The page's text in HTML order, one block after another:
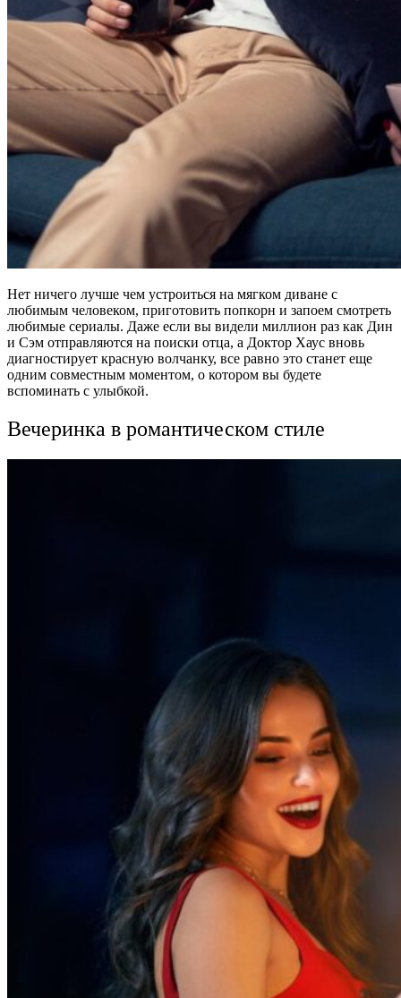
Нет ничего лучше чем устроиться на мягком диване с
любимым человеком, приготовить попкорн и запоем смотреть
любимые сериалы. Даже если вы видели миллион раз как Дин
и Сэм отправляются на поиски отца, а Доктор Хаус вновь
диагностирует красную волчанку, все равно это станет еще
одним совместным моментом, о котором вы будете
вспоминать с улыбкой.
Вечеринка в романтическом стиле